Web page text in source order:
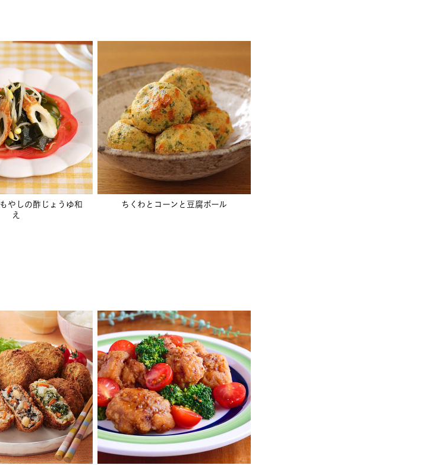
やしの酢じょうゆ和
え
ちくわとコーンと豆腐ボール